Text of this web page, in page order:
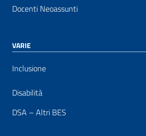
Docenti Neoassunti
VARIE
Inclusione
Disabilità
DSA – Altri BES